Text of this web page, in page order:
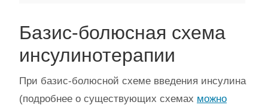
Базис-болюсная схема
инсулинотерапии
При базис-болюсной схеме введения инсулина
(подробнее о существующих схемах можно